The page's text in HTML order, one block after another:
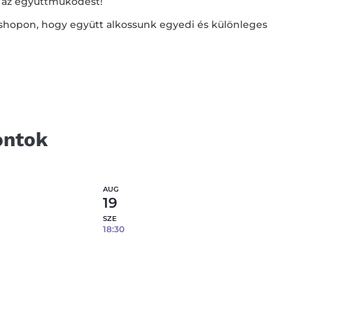
hogy együtt alkossunk egyedi és különleges
AUG
19
SZE
18:30